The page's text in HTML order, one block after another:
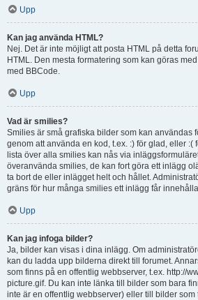
Upp
Kan jag använda HTML?
Nej. Det är inte möjligt att posta HTML på detta
HTML. Den mesta formatering som kan göras
med BBCode.
Upp
Vad är smilies?
Smilies är små grafiska bilder som kan användas
genom att använda en kod, t.ex. :) för glad, eller :(
lista över alla smilies kan nås via
överanvända smilies, de kan fort göra ett inlägg
ta bort de eller inlägget helt och hållet.
gräns för hur många smilies ett inlägg får
Upp
Kan jag infoga bilder?
Ja, bilder kan visas i dina inlägg. Om
kan du ladda upp bilderna direkt till forumet.
som finns på en offentlig webbserver, t.ex. http://
picture.gif. Du kan inte länka till bilder som bara
inte är en offentlig webbserver) eller till bilder som